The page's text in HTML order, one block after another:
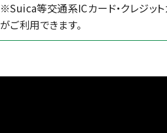
※Suica等交通系ICカード・クレジッ
がご利用できます。